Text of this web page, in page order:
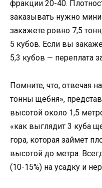
фракции 20-40.
заказывать нужно
закажете ровно 7,5
5 кубов. Если вы
5,3 кубов — переплата
Помните, что, отвечая
тонны щебня»,
высотой около 1,5
«как выглядит 3 куба
гора, которая займет
высотой до метра.
(10-15%) на усадку и